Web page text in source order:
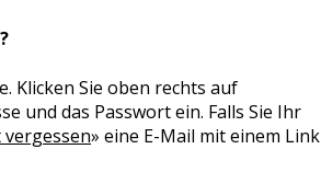
Klicken Sie oben rechts auf
und das Passwort ein. Falls Sie Ihr
» eine E-Mail mit einem Link